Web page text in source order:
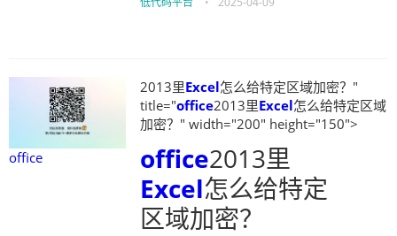
office
2013里Excel怎么给特定区域加密？"
title="office2013里Excel怎么给特定区域
加密？" width="200" height="150">
office2013里
Excel怎么给特定
区域加密？